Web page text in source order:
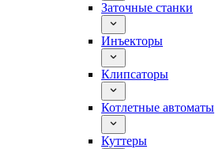
Заточные станки
Инъекторы
Клипсаторы
Котлетные автоматы
Куттеры